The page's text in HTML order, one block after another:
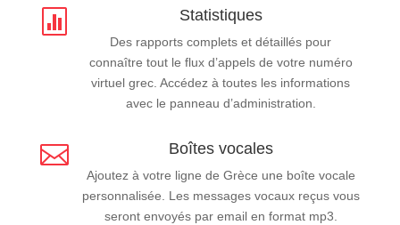
 Statistiques
Des rapports complets et détaillés pour
connaître tout le flux d’appels de votre numéro
virtuel grec. Accédez à toutes les informations
avec le panneau d’administration.
 Boîtes vocales
Ajoutez à votre ligne de Grèce une boîte vocale
personnalisée. Les messages vocaux reçus vous
seront envoyés par email en format mp3.